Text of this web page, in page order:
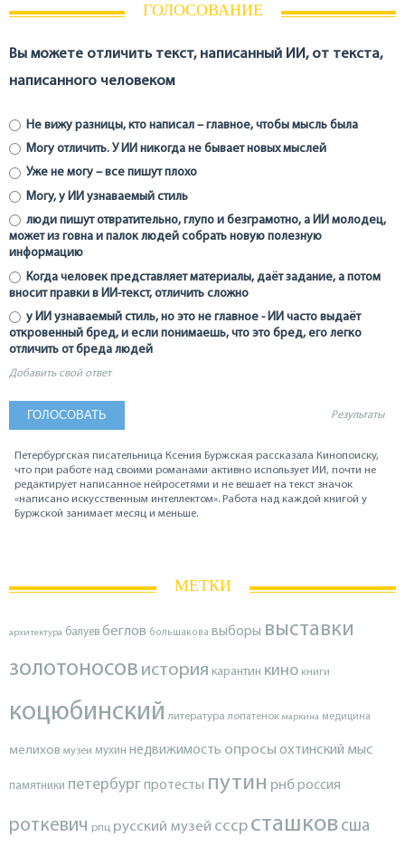
ГОЛОСОВАНИЕ
Вы можете отличить текст, написанный ИИ, от текста,
написанного человеком
Не вижу разницы, кто написал – главное, чтобы мысль была
Могу отличить. У ИИ никогда не бывает новых мыслей
Уже не могу – все пишут плохо
Могу, у ИИ узнаваемый стиль
люди пишут отвратительно, глупо и безграмотно, а ИИ молодец,
может из говна и палок людей собрать новую полезную
информацию
Когда человек представляет материалы, даёт задание, а потом
вносит правки в ИИ-текст, отличить сложно
у ИИ узнаваемый стиль, но это не главное - ИИ часто выдаёт
откровенный бред, и если понимаешь, что это бред, его легко
отличить от бреда людей
Добавить свой ответ
Результаты
Петербургская писательница Ксения Буржская рассказала Кинопоиску,
что при работе над своими романами активно использует ИИ, почти не
редактирует написанное нейросетями и не вешает на текст значок
«написано искусственным интеллектом». Работа над каждой книгой у
Буржской занимает месяц и меньше.
МЕТКИ
архитектура балуев беглов большакова выборы выставки
золотоносов история карантин кино книги
коцюбинский литература лопатенок маркина медицина
мелихов музеи мухин недвижимость опросы охтинский мыс
памятники петербургпротесты путин рнброссия
роткевич рпц русский музей ссср сташков сша